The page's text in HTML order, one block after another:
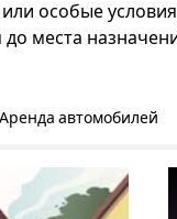
особые
места
Аренда автомобилей